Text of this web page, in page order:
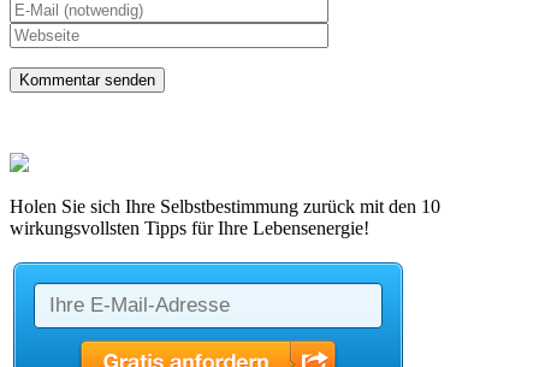
Holen Sie sich Ihre Selbstbestimmung zurück mit den 10
wirkungsvollsten Tipps für Ihre Lebensenergie!